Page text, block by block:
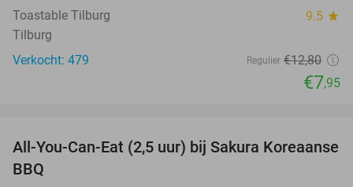
Toastable Tilburg 9.5 star
Tilburg
Verkocht: 479
Regulier €12,80
€7,95
19%
All-You-Can-Eat (2,5 uur) bij Sakura Koreaanse
BBQ